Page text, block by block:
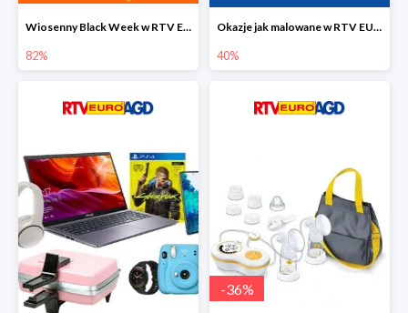
Wiosenny Black Week w RTV EURO AGD do -82%
82%
Okazje jak malowane w RTV EURO AGD do -40%
40%
-36%